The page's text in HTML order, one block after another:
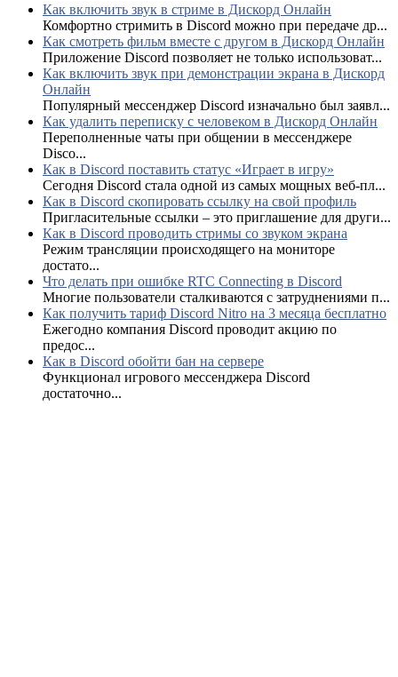
Как включить звук в стриме в Дискорд Онлайн
Комфортно стримить в Discord можно при передаче др...
Как смотреть фильм вместе с другом в Дискорд Онлайн
Приложение Discord позволяет не только использоват...
Как включить звук при демонстрации экрана в Дискорд
Онлайн
Популярный мессенджер Discord изначально был заявл...
Как удалить переписку с человеком в Дискорд Онлайн
Переполненные чаты при общении в мессенджере
Disco...
Как в Discord поставить статус «Играет в игру»
Сегодня Discord стала одной из самых мощных веб-пл...
Как в Discord скопировать ссылку на свой профиль
Пригласительные ссылки – это приглашение для други...
Как в Discord проводить стримы со звуком экрана
Режим трансляции происходящего на мониторе
достато...
Что делать при ошибке RTC Connecting в Discord
Многие пользователи сталкиваются с затруднениями п...
Как получить тариф Discord Nitro на 3 месяца бесплатно
Ежегодно компания Discord проводит акцию по
предос...
Как в Discord обойти бан на сервере
Функционал игрового мессенджера Discord
достаточно...